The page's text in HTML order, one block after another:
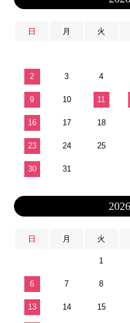
日 月 火
2 3 4
9 10 11
16 17 18
23 24 25
30 31
日 月 火
1
6 7 8
13 14 15